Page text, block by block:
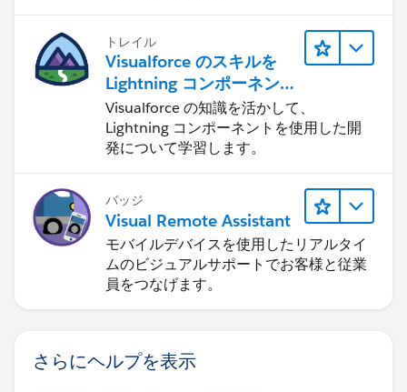
トレイル
Visualforce のスキルを
Lightning コンポーネント
に応用する
Visualforce の知識を活かして、
Lightning コンポーネントを使用した開
発について学習します。
バッジ
Visual Remote Assistant
モバイルデバイスを使用したリアルタイ
ムのビジュアルサポートでお客様と従業
員をつなげます。
さらにヘルプを表示